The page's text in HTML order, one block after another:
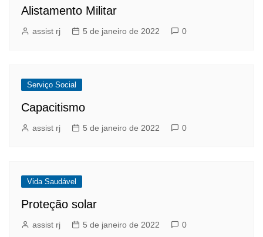
Alistamento Militar
assist rj 5 de janeiro de 2022 0
Serviço Social
Capacitismo
assist rj 5 de janeiro de 2022 0
Vida Saudável
Proteção solar
assist rj 5 de janeiro de 2022 0